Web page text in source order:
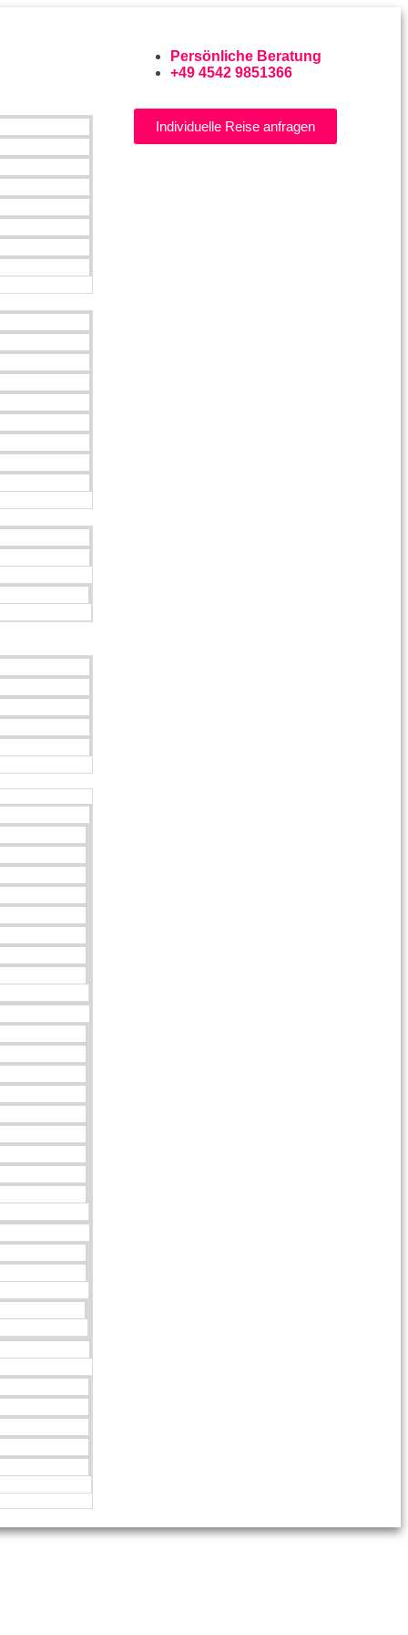
Persönliche Beratung
+49 4542 9851366
Individuelle Reise anfragen